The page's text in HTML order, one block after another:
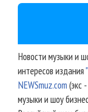
Новости музыки и
интересов издания
NEWSmuz.com(экс
музыки и шоу